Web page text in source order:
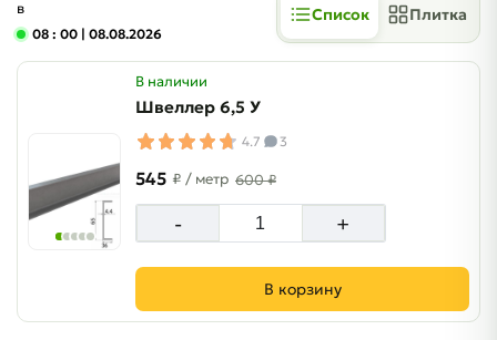
в
08 : 00 | 08.08.2026
Список Плитка
В наличии
Швеллер 6,5 У
4.7 3
545 ₽ / метр 600 ₽
- +
В корзину